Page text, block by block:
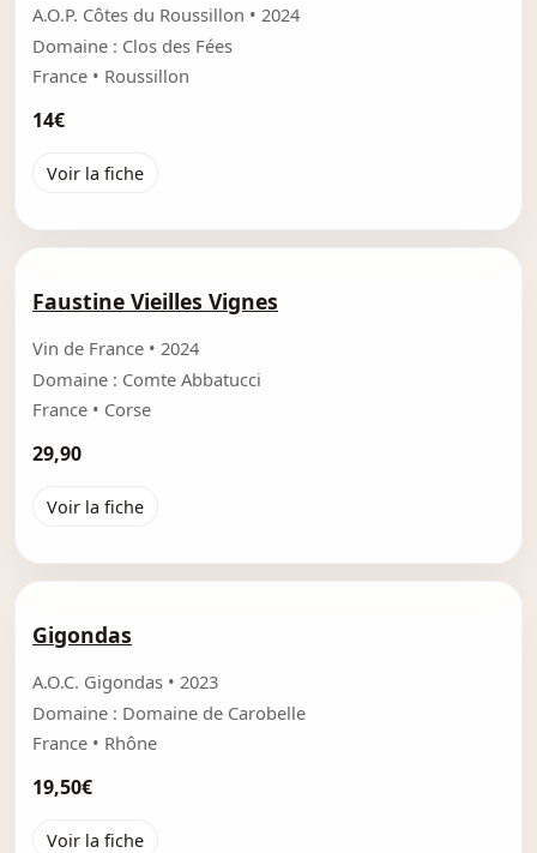
A.O.P. Côtes du Roussillon • 2024
Domaine : Clos des Fées
France • Roussillon
14€
Voir la fiche
Faustine Vieilles Vignes
Vin de France • 2024
Domaine : Comte Abbatucci
France • Corse
29,90
Voir la fiche
Gigondas
A.O.C. Gigondas • 2023
Domaine : Domaine de Carobelle
France • Rhône
19,50€
Voir la fiche